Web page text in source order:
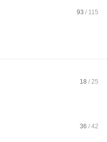
93 / 115
18 / 25
36 / 42